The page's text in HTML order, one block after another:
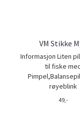
VM Stikke
Informasjon Liten
til fiske
røyeblink
49,-